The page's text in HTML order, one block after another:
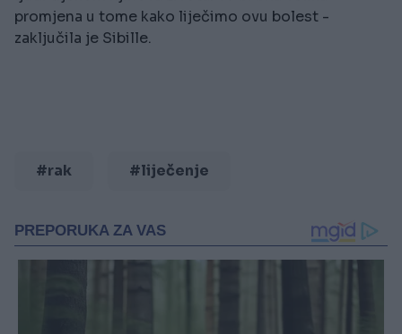
promjena u tome kako liječimo ovu bolest -
zaključila je Sibille.
#rak #liječenje